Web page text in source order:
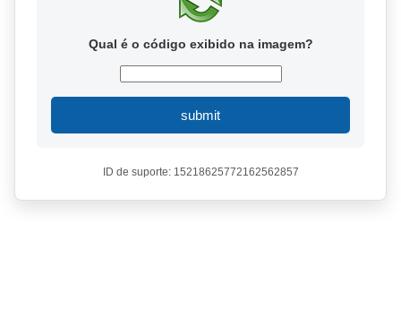
Qual é o código exibido na imagem?
submit
ID de suporte: 15218625772162562857